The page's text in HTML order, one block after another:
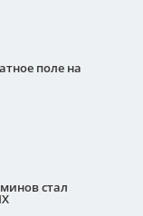
поле на
стал